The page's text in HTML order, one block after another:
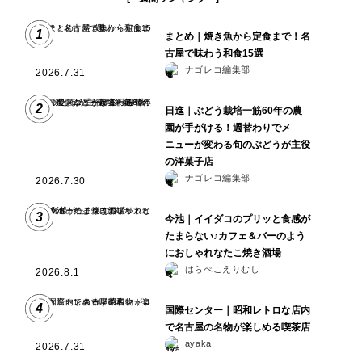
1
2026.7.31
まとめ｜焼き魚から定食まで！名
古屋で味わう和食15選
ナゴレコ編集部
2
2026.7.30
日進｜ぶどう栽培一筋60年の農
園が手がける！週替わりでメ
ニューが変わる旬のぶどうが主役
の洋菓子店
ナゴレコ編集部
3
2026.8.1
今池｜イイダコのプリッと食感が
たまらない♪カフェ＆バーのよう
におしゃれなたこ焼き酒場
はらぺこえりむし
4
2026.7.31
国際センター｜昭和レトロな店内
で名古屋の名物が楽しめる喫茶店
ayaka